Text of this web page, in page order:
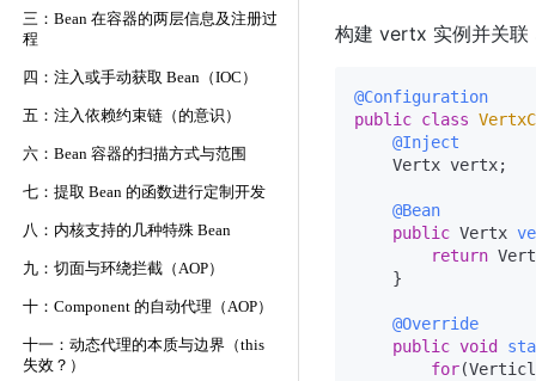
三：Bean 在容器的两层信息及注册过
程
四：注入或手动获取 Bean（IOC）
五：注入依赖约束链（的意识）
六：Bean 容器的扫描方式与范围
七：提取 Bean 的函数进行定制开发
八：内核支持的几种特殊 Bean
九：切面与环绕拦截（AOP）
十：Component 的自动代理（AOP）
十一：动态代理的本质与边界（this
失效？）
构建 vertx 实例并关
@Configuration
public class
@Inject
    Vertx vertx;
@Bean
public Vertx
return
    }
@Override
public void
for